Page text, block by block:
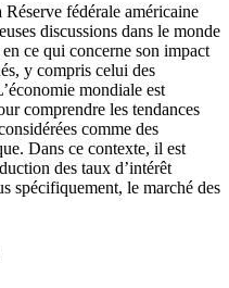
fédérale américaine
discussions dans le monde
ce qui concerne son impact
y compris celui des
mondiale est
comprendre les tendances
comme des
Dans ce contexte, il est
des taux d’intérêt
spécifiquement, le marché des